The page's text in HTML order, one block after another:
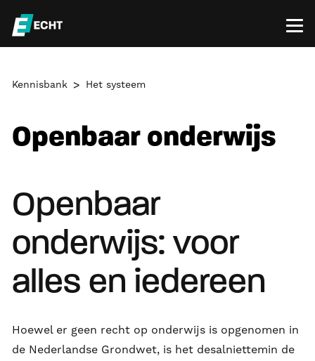
Kennisbank Het systeem
Openbaar onderwijs
Openbaar
onderwijs: voor
alles en iedereen
Hoewel er geen recht op onderwijs is opgenomen in
de Nederlandse Grondwet, is het desalniettemin de